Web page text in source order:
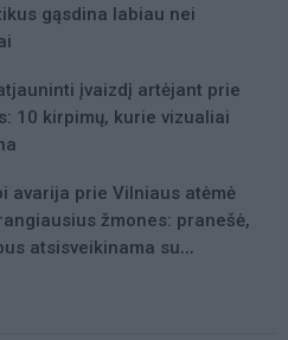
gąsdina labiau nei
įvaizdį artėjant prie
10 kirpimų, kurie vizualiai
avarija prie Vilniaus atėmė
žmones: pranešė,
atsisveikinama su